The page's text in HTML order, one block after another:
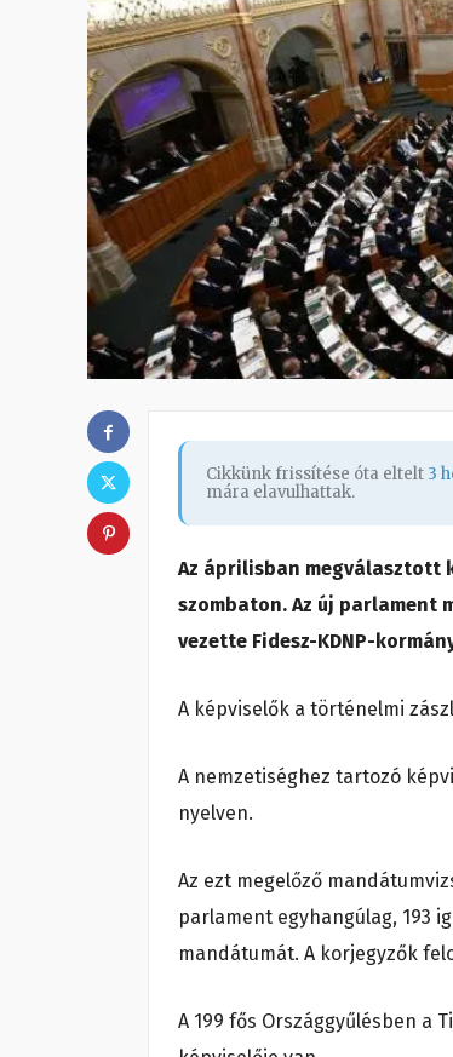
Cikkünk frissítése óta eltelt 3
mára elavulhattak.
Az áprilisban megválasztott
szombaton. Az új parlament
vezette Fidesz-KDNP-
A képviselők a történelmi
A nemzetiséghez tartozó
nyelven.
Az ezt megelőző
parlament egyhangúlag, 193
mandátumát. A korjegyzők
A 199 fős Országgyűlésben a